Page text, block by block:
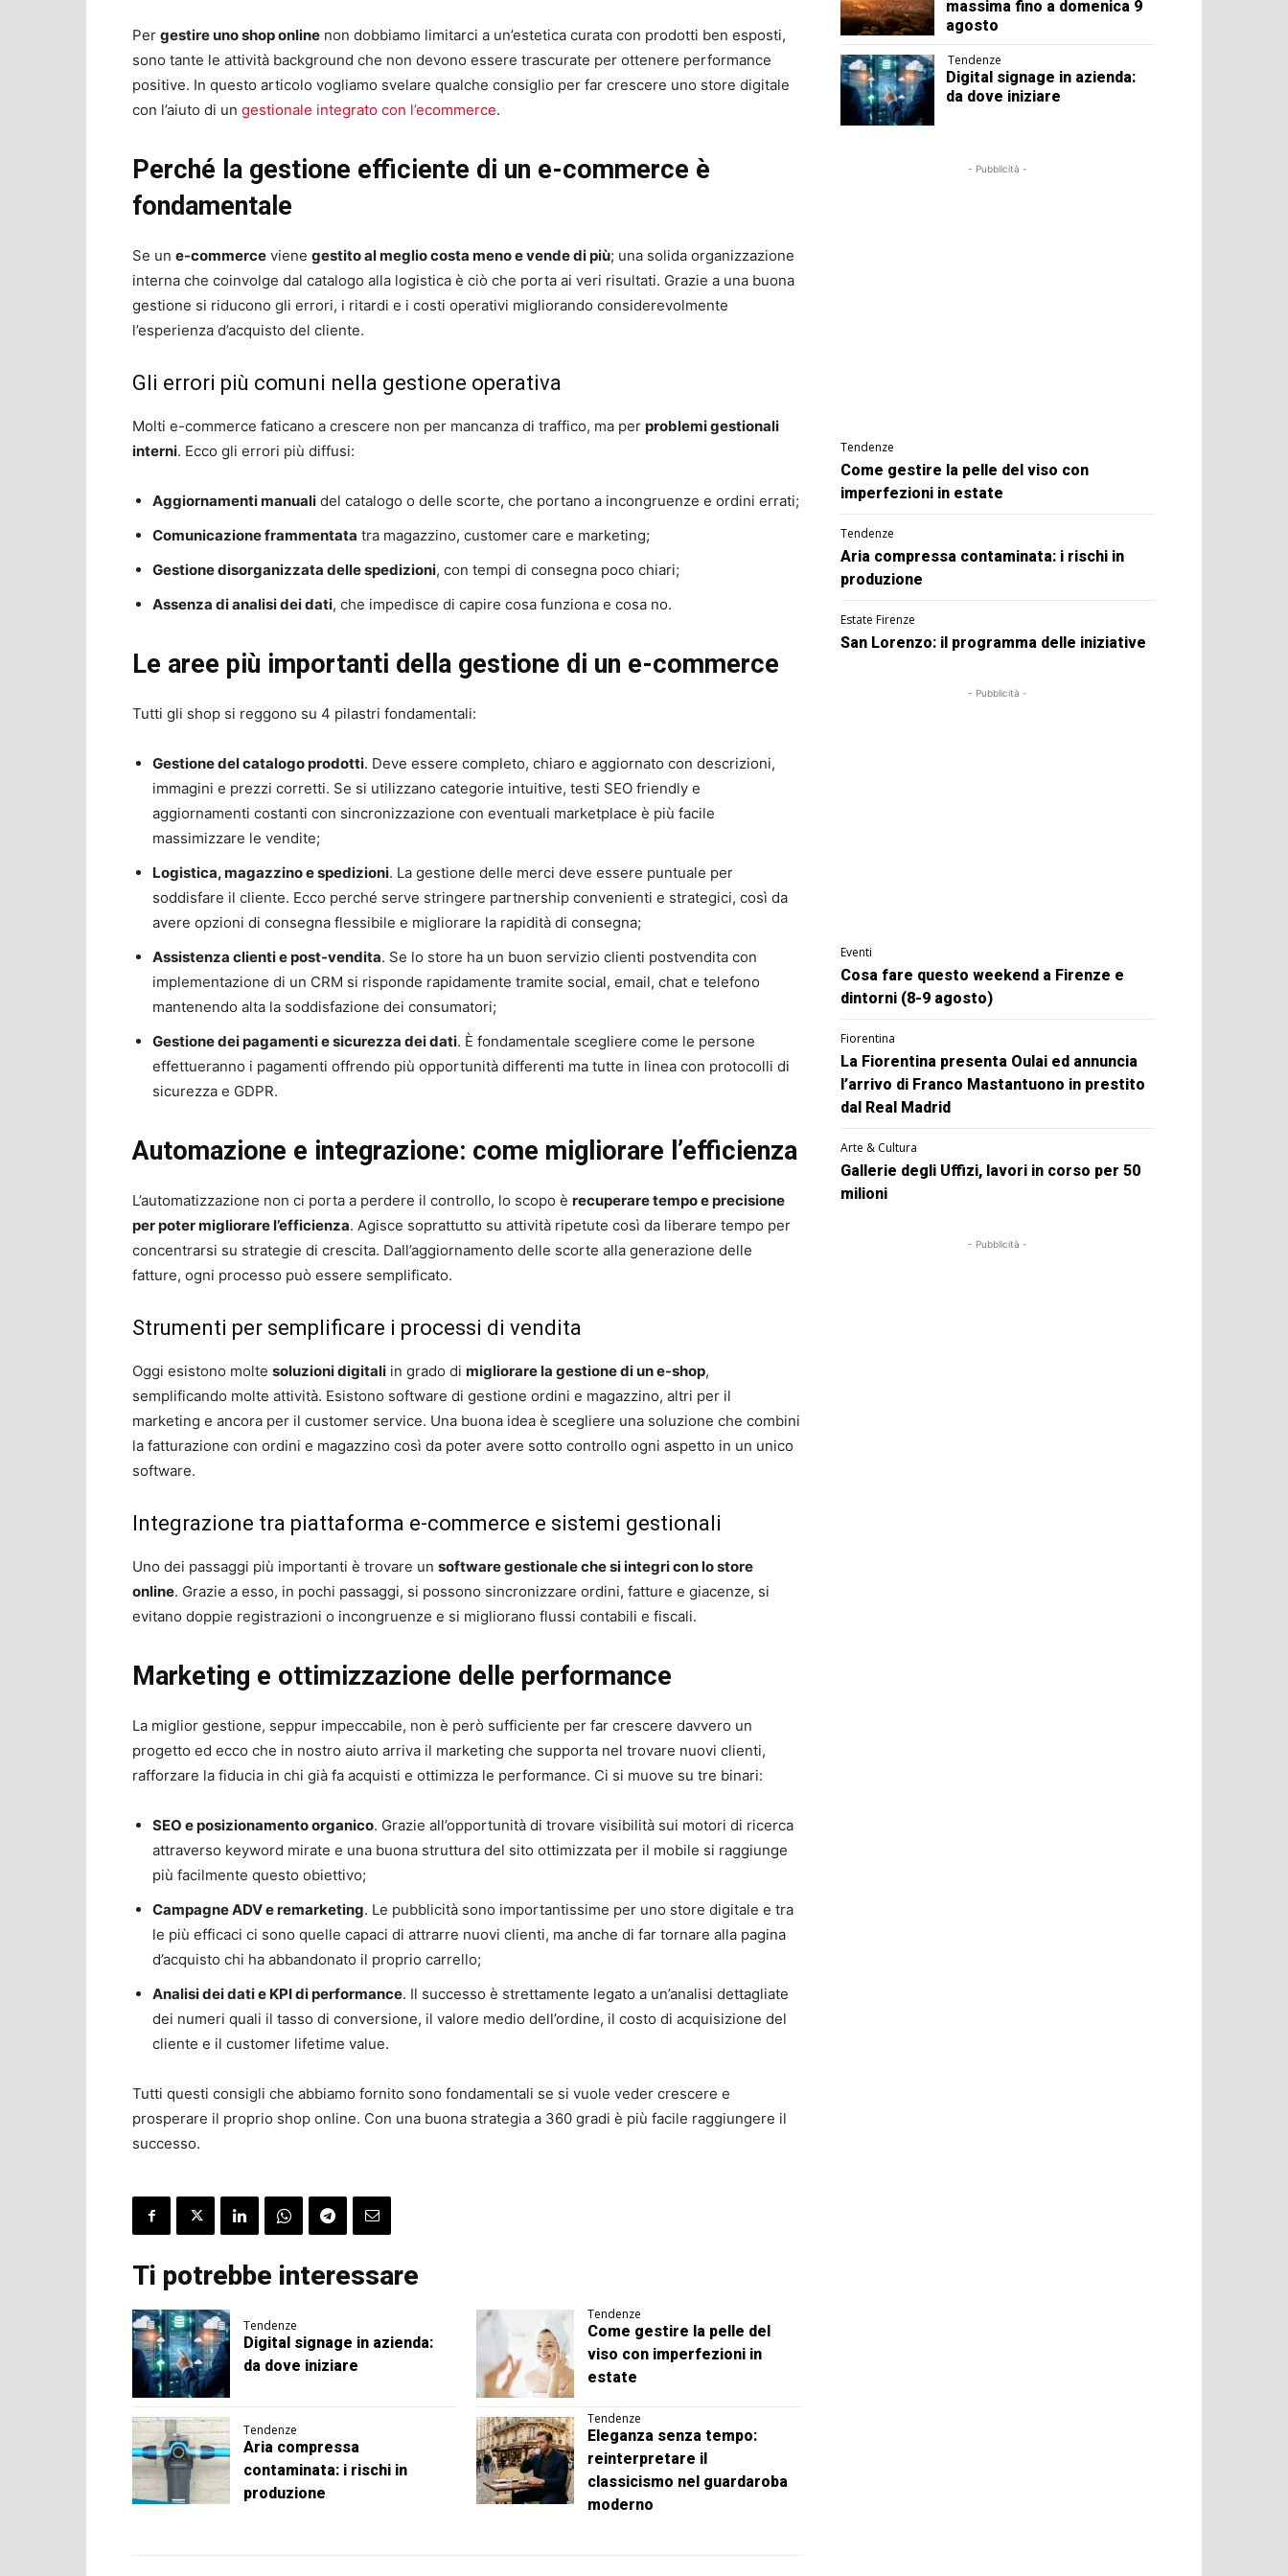
Per gestire uno shop online non dobbiamo limitarci a un’estetica curata con prodotti ben esposti,
sono tante le attività background che non devono essere trascurate per ottenere performance
positive. In questo articolo vogliamo svelare qualche consiglio per far crescere uno store digitale
con l’aiuto di un gestionale integrato con l’ecommerce.
Perché la gestione efficiente di un e-commerce è
fondamentale
Se un e-commerce viene gestito al meglio costa meno e vende di più; una solida organizzazione
interna che coinvolge dal catalogo alla logistica è ciò che porta ai veri risultati. Grazie a una buona
gestione si riducono gli errori, i ritardi e i costi operativi migliorando considerevolmente
l’esperienza d’acquisto del cliente.
Gli errori più comuni nella gestione operativa
Molti e-commerce faticano a crescere non per mancanza di traffico, ma per problemi gestionali
interni. Ecco gli errori più diffusi:
Aggiornamenti manuali del catalogo o delle scorte, che portano a incongruenze e ordini errati;
Comunicazione frammentata tra magazzino, customer care e marketing;
Gestione disorganizzata delle spedizioni, con tempi di consegna poco chiari;
Assenza di analisi dei dati, che impedisce di capire cosa funziona e cosa no.
Le aree più importanti della gestione di un e-commerce
Tutti gli shop si reggono su 4 pilastri fondamentali:
Gestione del catalogo prodotti. Deve essere completo, chiaro e aggiornato con descrizioni,
immagini e prezzi corretti. Se si utilizzano categorie intuitive, testi SEO friendly e
aggiornamenti costanti con sincronizzazione con eventuali marketplace è più facile
massimizzare le vendite;
Logistica, magazzino e spedizioni. La gestione delle merci deve essere puntuale per
soddisfare il cliente. Ecco perché serve stringere partnership convenienti e strategici, così da
avere opzioni di consegna flessibile e migliorare la rapidità di consegna;
Assistenza clienti e post-vendita. Se lo store ha un buon servizio clienti postvendita con
implementazione di un CRM si risponde rapidamente tramite social, email, chat e telefono
mantenendo alta la soddisfazione dei consumatori;
Gestione dei pagamenti e sicurezza dei dati. È fondamentale scegliere come le persone
effettueranno i pagamenti offrendo più opportunità differenti ma tutte in linea con protocolli di
sicurezza e GDPR.
Automazione e integrazione: come migliorare l’efficienza
L’automatizzazione non ci porta a perdere il controllo, lo scopo è recuperare tempo e precisione
per poter migliorare l’efficienza. Agisce soprattutto su attività ripetute così da liberare tempo per
concentrarsi su strategie di crescita. Dall’aggiornamento delle scorte alla generazione delle
fatture, ogni processo può essere semplificato.
Strumenti per semplificare i processi di vendita
Oggi esistono molte soluzioni digitali in grado di migliorare la gestione di un e-shop,
semplificando molte attività. Esistono software di gestione ordini e magazzino, altri per il
marketing e ancora per il customer service. Una buona idea è scegliere una soluzione che combini
la fatturazione con ordini e magazzino così da poter avere sotto controllo ogni aspetto in un unico
software.
Integrazione tra piattaforma e-commerce e sistemi gestionali
Uno dei passaggi più importanti è trovare un software gestionale che si integri con lo store
online. Grazie a esso, in pochi passaggi, si possono sincronizzare ordini, fatture e giacenze, si
evitano doppie registrazioni o incongruenze e si migliorano flussi contabili e fiscali.
Marketing e ottimizzazione delle performance
La miglior gestione, seppur impeccabile, non è però sufficiente per far crescere davvero un
progetto ed ecco che in nostro aiuto arriva il marketing che supporta nel trovare nuovi clienti,
rafforzare la fiducia in chi già fa acquisti e ottimizza le performance. Ci si muove su tre binari:
SEO e posizionamento organico. Grazie all’opportunità di trovare visibilità sui motori di ricerca
attraverso keyword mirate e una buona struttura del sito ottimizzata per il mobile si raggiunge
più facilmente questo obiettivo;
Campagne ADV e remarketing. Le pubblicità sono importantissime per uno store digitale e tra
le più efficaci ci sono quelle capaci di attrarre nuovi clienti, ma anche di far tornare alla pagina
d’acquisto chi ha abbandonato il proprio carrello;
Analisi dei dati e KPI di performance. Il successo è strettamente legato a un’analisi dettagliate
dei numeri quali il tasso di conversione, il valore medio dell’ordine, il costo di acquisizione del
cliente e il customer lifetime value.
Tutti questi consigli che abbiamo fornito sono fondamentali se si vuole veder crescere e
prosperare il proprio shop online. Con una buona strategia a 360 gradi è più facile raggiungere il
successo.
Ti potrebbe interessare
Tendenze
Digital signage in azienda:
da dove iniziare
Tendenze
Come gestire la pelle del
viso con imperfezioni in
estate
Tendenze
Aria compressa
contaminata: i rischi in
produzione
Tendenze
Eleganza senza tempo:
reinterpretare il
classicismo nel guardaroba
moderno
massima fino a domenica 9
agosto
Tendenze
Digital signage in azienda:
da dove iniziare
- Pubblicità -
Tendenze
Come gestire la pelle del viso con
imperfezioni in estate
Tendenze
Aria compressa contaminata: i rischi in
produzione
Estate Firenze
San Lorenzo: il programma delle iniziative
- Pubblicità -
Eventi
Cosa fare questo weekend a Firenze e
dintorni (8-9 agosto)
Fiorentina
La Fiorentina presenta Oulai ed annuncia
l’arrivo di Franco Mastantuono in prestito
dal Real Madrid
Arte & Cultura
Gallerie degli Uffizi, lavori in corso per 50
milioni
- Pubblicità -